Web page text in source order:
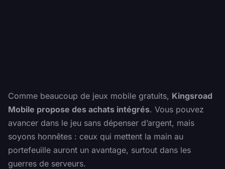
Comme beaucoup de jeux mobile gratuits, Kingsroad
Mobile propose des achats intégrés. Vous pouvez
avancer dans le jeu sans dépenser d’argent, mais
soyons honnêtes : ceux qui mettent la main au
portefeuille auront un avantage, surtout dans les
guerres de serveurs.